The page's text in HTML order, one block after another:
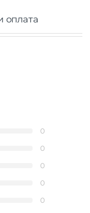
оплата
0
0
0
0
0